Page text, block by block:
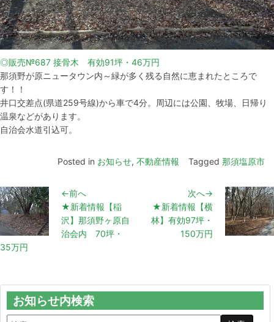
◎販売№687 接骨木 有効91坪・46万円
那須野が原ニュータウン内～緑が多く残る自然に恵まれたところで
す！！
井口交差点(県道259号線)から車で4分。周辺には公園、牧場、日帰り
温泉などがあります。
自治会水道引込可。
Posted in お知らせ, 不動産情報 Tagged 那須塩原市
←前へ
★新着情報【稲
沢】那須野ヶ原自
治会内 70坪・
35万円
次へ→
★新着情報【横
林】有効97坪・
150万円
お知らせ内検索